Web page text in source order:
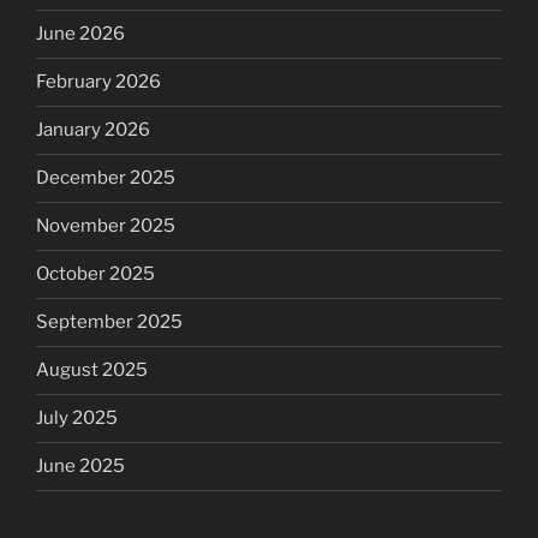
June 2026
February 2026
January 2026
December 2025
November 2025
October 2025
September 2025
August 2025
July 2025
June 2025